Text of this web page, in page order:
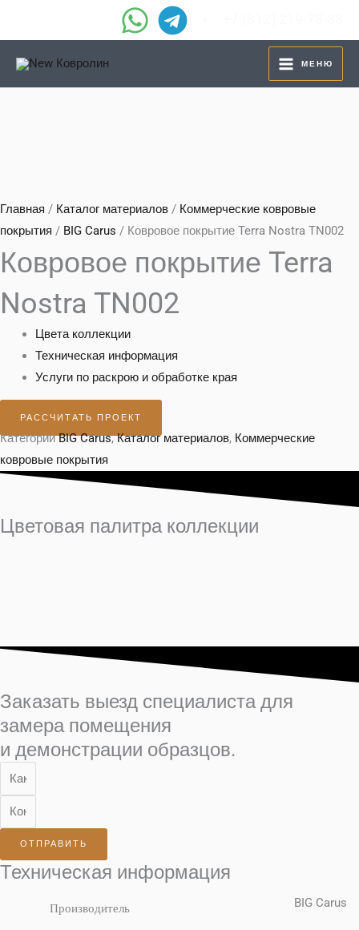
МЕНЮ
Главная / Каталог материалов / Коммерческие ковровые
покрытия / BIG Carus / Ковровое покрытие Terra Nostra TN002
Ковровое покрытие Terra
Nostra TN002
Цвета коллекции
Техническая информация
Услуги по раскрою и обработке края
РАССЧИТАТЬ ПРОЕКТ
Категории BIG Carus,Каталог материалов, Коммерческие
ковровые покрытия
Цветовая палитра коллекции
Заказать выезд специалиста для
замера помещения
и демонстрации образцов.
ОТПРАВИТЬ
Техническая информация
Производитель BIG Carus